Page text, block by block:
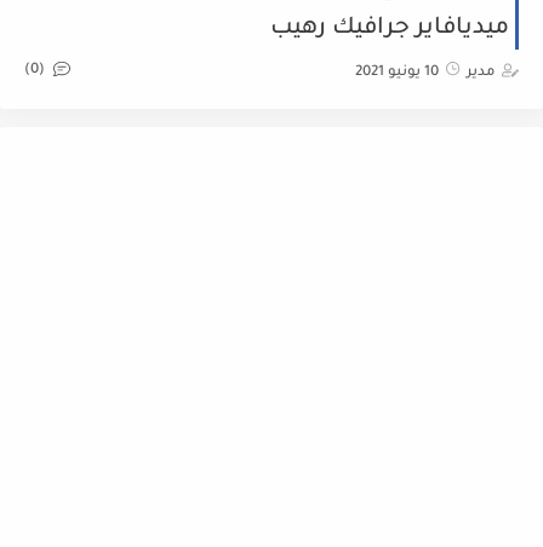
ميديافاير جرافيك رهيب
مدير 10 يونيو 2021 (0)